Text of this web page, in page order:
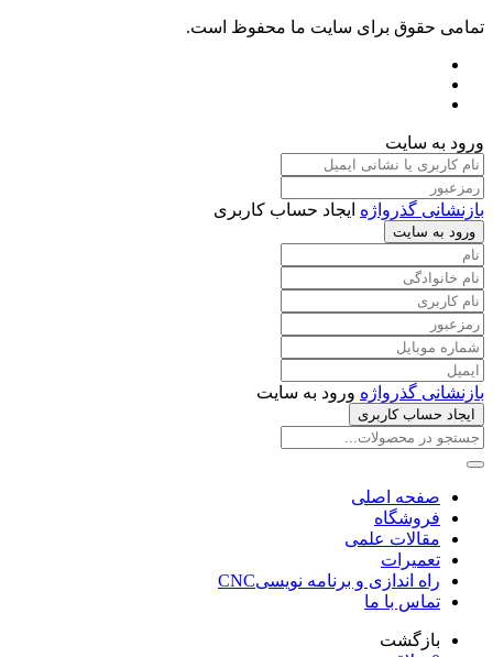
تمامی حقوق برای سایت ما محفوظ است.
ورود به سایت
بازنشانی گذرواژه ایجاد حساب کاربری
ورود به سایت
بازنشانی گذرواژه ورود به سایت
ایجاد حساب کاربری
صفحه اصلی
فروشگاه
مقالات علمی
تعمیرات
راه اندازی و برنامه نویسیCNC
تماس با ما
بازگشت